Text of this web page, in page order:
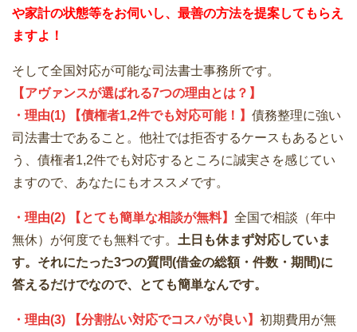
や家計の状態等をお伺いし、最善の方法を提案してもらえ
ますよ！
そして全国対応が可能な司法書士事務所です。
【アヴァンスが選ばれる7つの理由とは？】
・理由(1) 【債権者1,2件でも対応可能！】 債務整理に強い
司法書士であること。他社では拒否するケースもあるとい
う、債権者1,2件でも対応するところに誠実さを感じてい
ますので、あなたにもオススメです。
・理由(2) 【とても簡単な相談が無料】 全国で相談（年中
無休）が何度でも無料です。 土日も休まず対応していま
す。それにたった3つの質問(借金の総額・件数・期間)に
答えるだけでなので、とても簡単なんです。
・理由(3) 【分割払い対応でコスパが良い】 初期費用が無